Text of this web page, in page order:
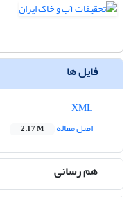
فایل ها
اصل مقاله
2.17 M
هم رسانی